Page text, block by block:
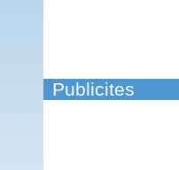
Publicites